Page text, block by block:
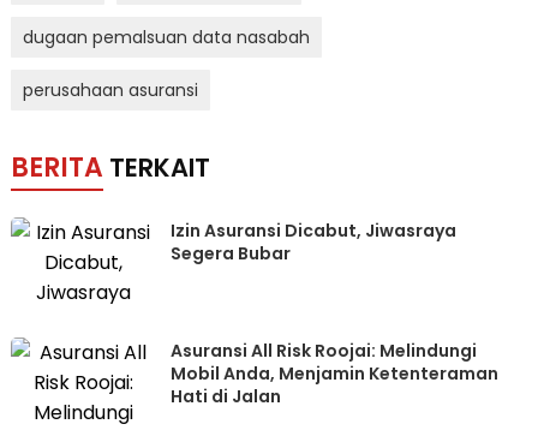
dugaan pemalsuan data nasabah
perusahaan asuransi
BERITA TERKAIT
Izin Asuransi Dicabut, Jiwasraya
Segera Bubar
Asuransi All Risk Roojai: Melindungi
Mobil Anda, Menjamin Ketenteraman
Hati di Jalan